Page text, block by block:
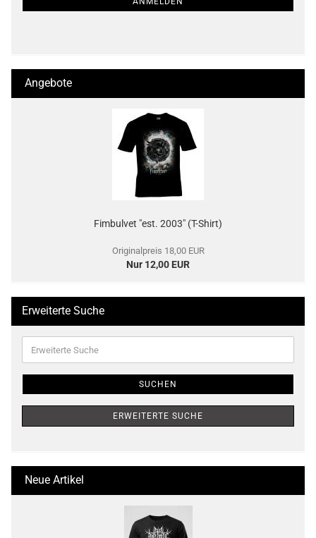
Angebote
Fimbulvet "est. 2003" (T-Shirt)
Originalpreis 18,00 EUR
Nur 12,00 EUR
Erweiterte Suche
Suche
SUCHEN
ERWEITERTE SUCHE
Neue Artikel